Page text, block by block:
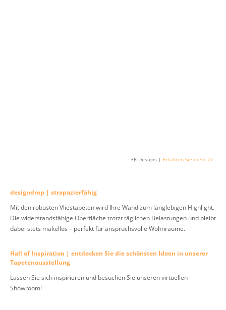
36 Designs | Erfahren Sie mehr >>
designdrop | strapazierfähig
Mit den robusten Vliestapeten wird Ihre Wand zum langlebigen Highlight.
Die widerstandsfähige Oberfläche trotzt täglichen Belastungen und bleibt
dabei stets makellos – perfekt für anspruchsvolle Wohnräume.
Hall of Inspiration | entdecken Sie die schönsten Ideen in unserer
Tapetenausstellung
Lassen Sie sich inspirieren und besuchen Sie unseren virtuellen
Showroom!